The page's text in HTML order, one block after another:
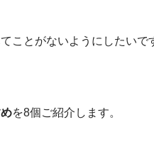
ことがないようにしたいで
を8個ご紹介します。